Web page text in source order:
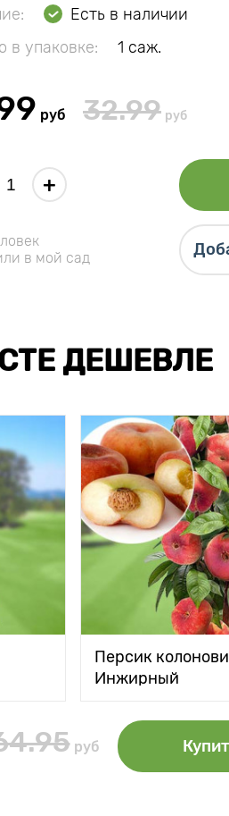
Есть в наличии
в упаковке:
1 саж.
руб 32.99 руб
+
в мой сад
ДЕШЕВЛЕ
Персик
Инжирный
руб